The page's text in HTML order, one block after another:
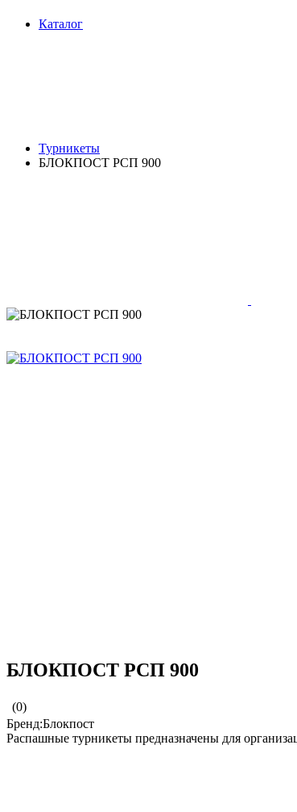
Каталог
Турникеты
БЛОКПОСТ РСП 900
БЛОКПОСТ РСП 900
(0)
Бренд:Блокпост
Распашные турникеты предназначены для